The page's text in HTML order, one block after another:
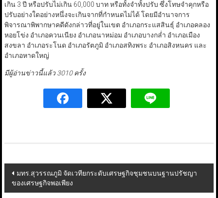
เกิน 3 ปี หรือปรับไม่เกิน 60,000 บาท หรือทั้งจำทั้งปรับ ซึ่งโทษจำคุกหรือ
ปรับอย่างใดอย่างหนึ่งจะเกินจากที่กำหนดไม่ได้ โดยมีอำนาจการ
พิจารณาพิพากษาคดีดังกล่าวที่อยู่ในเขต อำเภอกระแสสินธุ์ อำเภอคลอง
หอยโข่ง อำเภอควนเนียง อำเภอนาหม่อม อำเภอบางกล่ำ อำเภอเมือง
สงขลา อำเภอระโนด อำเภอรัตภูมิ อำเภอสทิงพระ อำเภอสิงหนคร และ
อำเภอหาดใหญ่
มีผู้อ่านข่าวนี้แล้ว 3010 ครั้ง
Post
navigation
มทร.สุวรรณภูมิ จัดเวทียกระดับเศรษฐกิจชุมชนบนฐานปรัชญา
ของเศรษฐกิจพอเพียง